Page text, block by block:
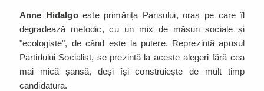
Anne Hidalgoeste primărița Parisului, oraș pe care îl
degradează metodic, cu un mix de măsuri sociale și
"ecologiste", de când este la putere. Reprezintă apusul
Partidului Socialist, se prezintă la aceste alegeri fără cea
mai mică șansă, deși își construiește de mult timp
candidatura.